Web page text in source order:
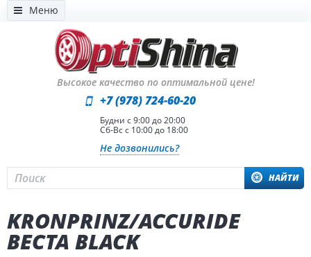
Меню
Высокое качество по оптимальной цене!
НАЙТИ
+7 (978) 724-60-20
Будни с 9:00 до 20:00
Сб-Вс с 10:00 до 18:00
Не дозвонились?
KRONPRINZ/ACCURIDE
ВЕСТА BLACK